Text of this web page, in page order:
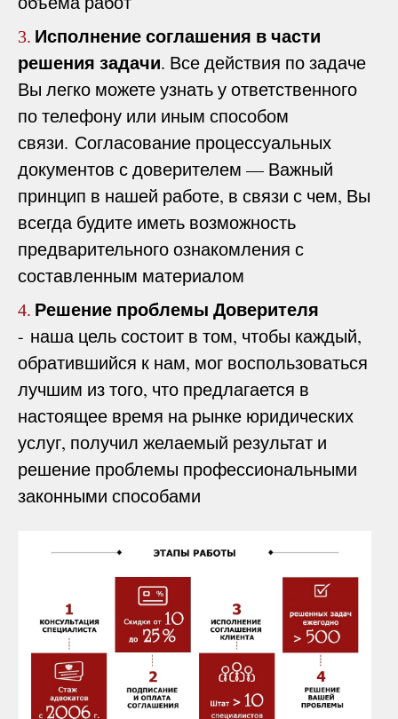
3. Исполнение соглашения в части
решения задачи. Все действия по задаче
Вы легко можете узнать у ответственного
по телефону или иным способом
связи. Согласование процессуальных
документов с доверителем — Важный
принцип в нашей работе, в связи с чем, Вы
всегда будите иметь возможность
предварительного ознакомления с
составленным материалом
4. Решение проблемы Доверителя
- наша цель состоит в том, чтобы каждый,
обратившийся к нам, мог воспользоваться
лучшим из того, что предлагается в
настоящее время на рынке юридических
услуг, получил желаемый результат и
решение проблемы профессиональными
законными способами